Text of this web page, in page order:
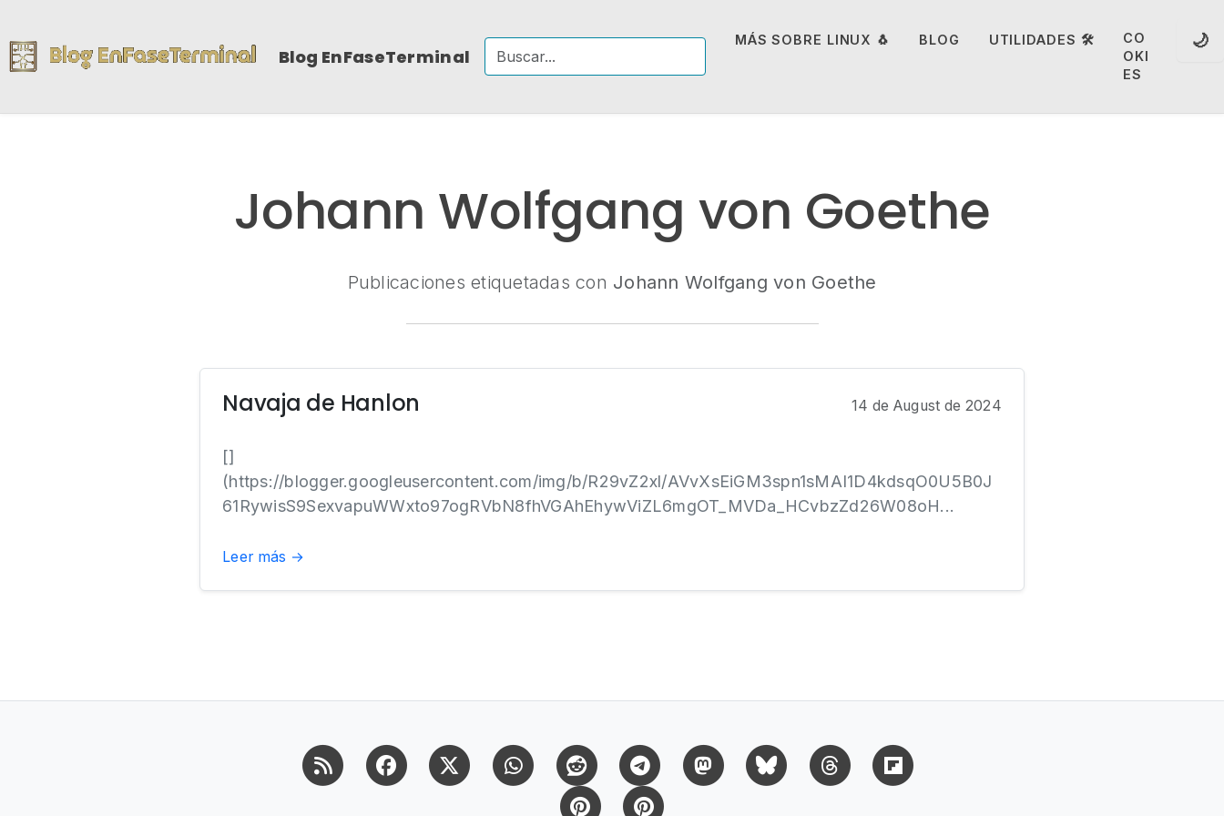
Blog EnFaseTerminal
MÁS SOBRE LINUX 🐧 BLOG UTILIDADES 🛠️
CO
OKI
ES
🌙
Johann Wolfgang von Goethe
Publicaciones etiquetadas con Johann Wolfgang von Goethe
Navaja de Hanlon 14 de August de 2024
[]
(https://blogger.googleusercontent.com/img/b/R29vZ2xl/AVvXsEiGM3spn1sMAI1D4kdsqO0U5B0J
61RywisS9SexvapuWWxto97ogRVbN8fhVGAhEhywViZL6mgOT_MVDa_HCvbzZd26W08oH...
Leer más →
RSS FacebookX (Twitter)WhatsappReddit Telegram MastodonBluesky Threads
Pinterest